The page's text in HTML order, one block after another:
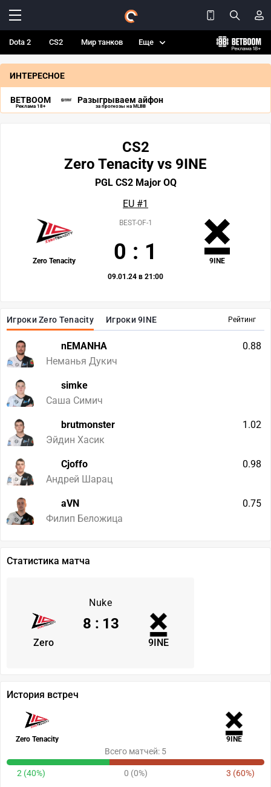
Dota 2 CS2 Мир танков Еще
ИНТЕРЕСНОЕ
BETBOOM
Реклама 18+
Разыгрываем айфон
за прогнозы на MLBB
Рейтинг
Игроки Zero Tenacity Игроки 9INE
nEMANHA
Неманья Дукич
0.88
simke
Саша Симич
brutmonster
Эйдин Хасик
1.02
Cjoffo
Андрей Шарац
0.98
aVN
Филип Беложица
0.75
CS2
Zero Tenacity vs 9INE
PGL CS2 Major OQ
EU #1
Zero Tenacity 9INE
BEST-OF-1
0 : 1
09.01.24 в 21:00
Статистика матча
Nuke
Zero 9INE
8 : 13
История встреч
Zero Tenacity 9INE
Всего матчей: 5
2 (40%) 0 (0%) 3 (60%)